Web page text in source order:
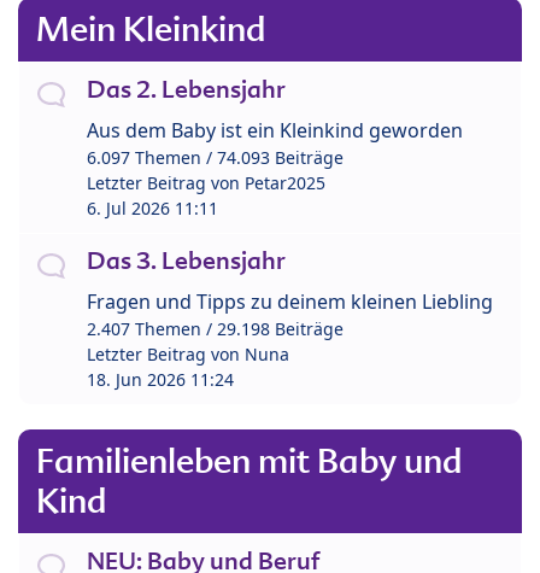
Mein Kleinkind
Das 2. Lebensjahr
Aus dem Baby ist ein Kleinkind geworden
6.097 Themen / 74.093 Beiträge
Letzter Beitrag von Petar2025
6. Jul 2026 11:11
Das 3. Lebensjahr
Fragen und Tipps zu deinem kleinen Liebling
2.407 Themen / 29.198 Beiträge
Letzter Beitrag von Nuna
18. Jun 2026 11:24
Familienleben mit Baby und
Kind
NEU: Baby und Beruf